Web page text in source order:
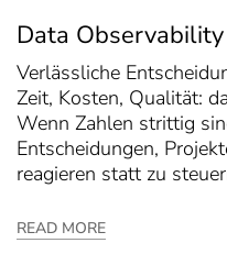
Data Observability
Verlässliche
Zeit, Kosten, Qualität:
Wenn Zahlen strittig
Entscheidungen,
reagieren statt zu
READ MORE